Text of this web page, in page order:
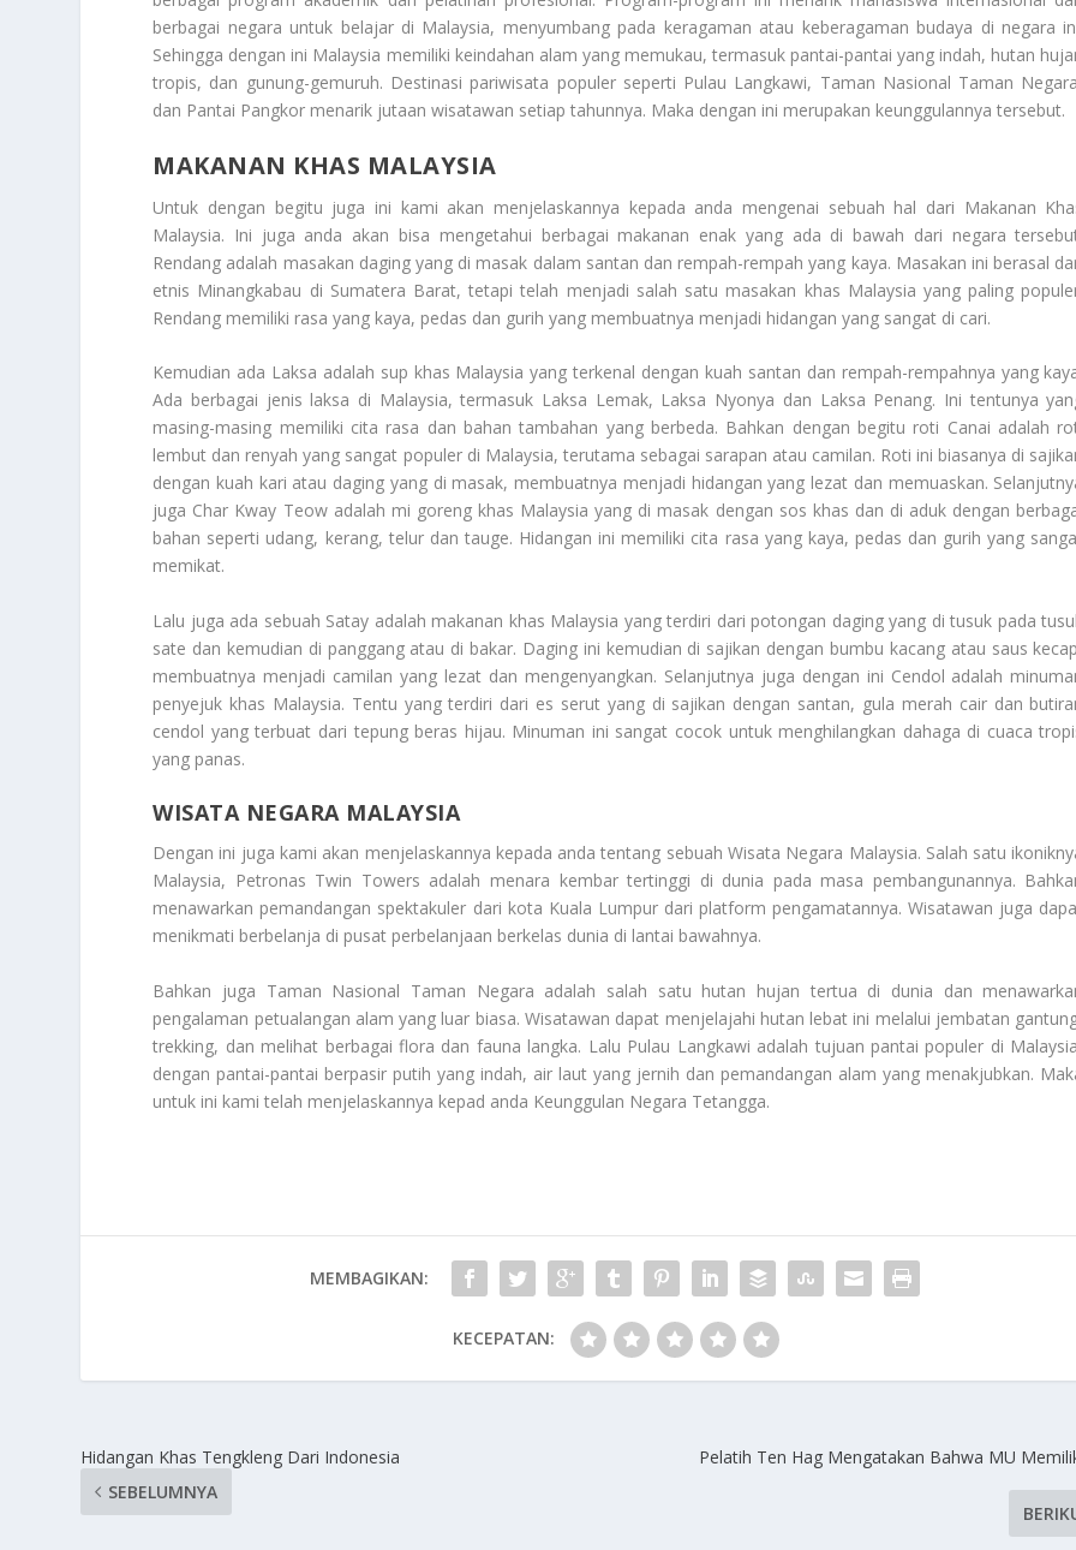
berbagai negara untuk belajar di Malaysia, menyumbang pada keragaman atau keberagaman budaya di negara
Sehingga dengan ini Malaysia memiliki keindahan alam yang memukau, termasuk pantai-pantai yang indah, hutan
tropis, dan gunung-gemuruh. Destinasi pariwisata populer seperti Pulau Langkawi, Taman Nasional Taman
dan Pantai Pangkor menarik jutaan wisatawan setiap tahunnya. Maka dengan ini merupakan keunggulannya tersebut.
MAKANAN KHAS MALAYSIA
Untuk dengan begitu juga ini kami akan menjelaskannya kepada anda mengenai sebuah hal dari Makanan
Malaysia. Ini juga anda akan bisa mengetahui berbagai makanan enak yang ada di bawah dari negara
Rendang adalah masakan daging yang di masak dalam santan dan rempah-rempah yang kaya. Masakan ini berasal
etnis Minangkabau di Sumatera Barat, tetapi telah menjadi salah satu masakan khas Malaysia yang paling
Rendang memiliki rasa yang kaya, pedas dan gurih yang membuatnya menjadi hidangan yang sangat di cari.
Kemudian ada Laksa adalah sup khas Malaysia yang terkenal dengan kuah santan dan rempah-rempahnya yang
Ada berbagai jenis laksa di Malaysia, termasuk Laksa Lemak, Laksa Nyonya dan Laksa Penang. Ini tentunya
masing-masing memiliki cita rasa dan bahan tambahan yang berbeda. Bahkan dengan begitu roti Canai adalah
lembut dan renyah yang sangat populer di Malaysia, terutama sebagai sarapan atau camilan. Roti ini biasanya di
dengan kuah kari atau daging yang di masak, membuatnya menjadi hidangan yang lezat dan memuaskan.
juga Char Kway Teow adalah mi goreng khas Malaysia yang di masak dengan sos khas dan di aduk dengan
bahan seperti udang, kerang, telur dan tauge. Hidangan ini memiliki cita rasa yang kaya, pedas dan gurih yang
memikat.
Lalu juga ada sebuah Satay adalah makanan khas Malaysia yang terdiri dari potongan daging yang di tusuk pada
sate dan kemudian di panggang atau di bakar. Daging ini kemudian di sajikan dengan bumbu kacang atau saus
membuatnya menjadi camilan yang lezat dan mengenyangkan. Selanjutnya juga dengan ini Cendol adalah
penyejuk khas Malaysia. Tentu yang terdiri dari es serut yang di sajikan dengan santan, gula merah cair dan
cendol yang terbuat dari tepung beras hijau. Minuman ini sangat cocok untuk menghilangkan dahaga di cuaca
yang panas.
WISATA NEGARA MALAYSIA
Dengan ini juga kami akan menjelaskannya kepada anda tentang sebuah Wisata Negara Malaysia. Salah satu
Malaysia, Petronas Twin Towers adalah menara kembar tertinggi di dunia pada masa pembangunannya.
menawarkan pemandangan spektakuler dari kota Kuala Lumpur dari platform pengamatannya. Wisatawan juga
menikmati berbelanja di pusat perbelanjaan berkelas dunia di lantai bawahnya.
Bahkan juga Taman Nasional Taman Negara adalah salah satu hutan hujan tertua di dunia dan
pengalaman petualangan alam yang luar biasa. Wisatawan dapat menjelajahi hutan lebat ini melalui jembatan
trekking, dan melihat berbagai flora dan fauna langka. Lalu Pulau Langkawi adalah tujuan pantai populer di
dengan pantai-pantai berpasir putih yang indah, air laut yang jernih dan pemandangan alam yang menakjubkan.
untuk ini kami telah menjelaskannya kepad anda Keunggulan Negara Tetangga.
MEMBAGIKAN:
KECEPATAN:
Hidangan Khas Tengkleng Dari Indonesia
SEBELUMNYA
Pelatih Ten Hag Mengatakan Bahwa MU